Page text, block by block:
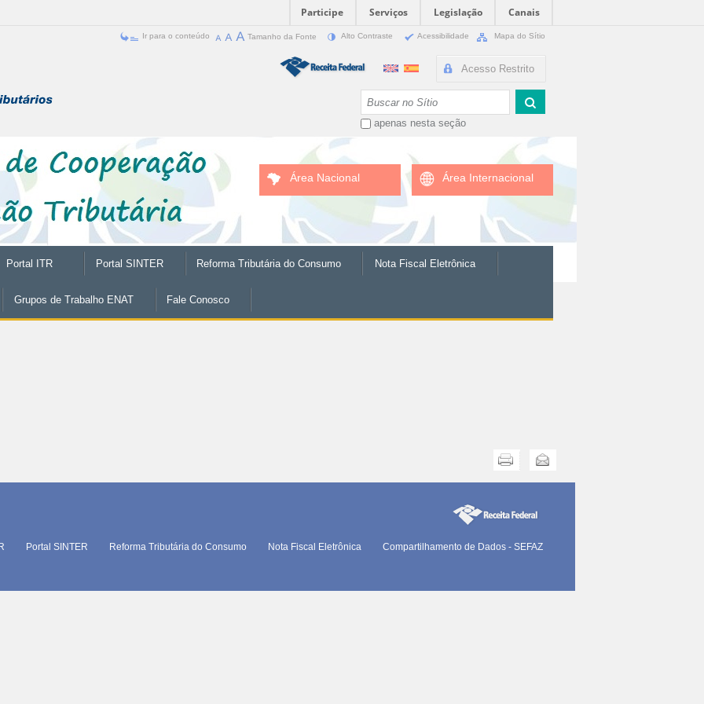
Participe Serviços Legislação
Canais
Ir para o conteúdo Tamanho da Fonte Alto Contraste Acessibilidade Mapa do Sítio
Acesso Restrito
apenas nesta seção
Área Nacional Área Internacional
Portal ITR Portal SINTER Reforma Tributária do Consumo Nota Fiscal Eletrônica
Grupos de Trabalho ENAT Fale Conosco
Enviar
Portal SINTER Reforma Tributária do Consumo Nota Fiscal Eletrônica
Compartilhamento de Dados - SEFAZ